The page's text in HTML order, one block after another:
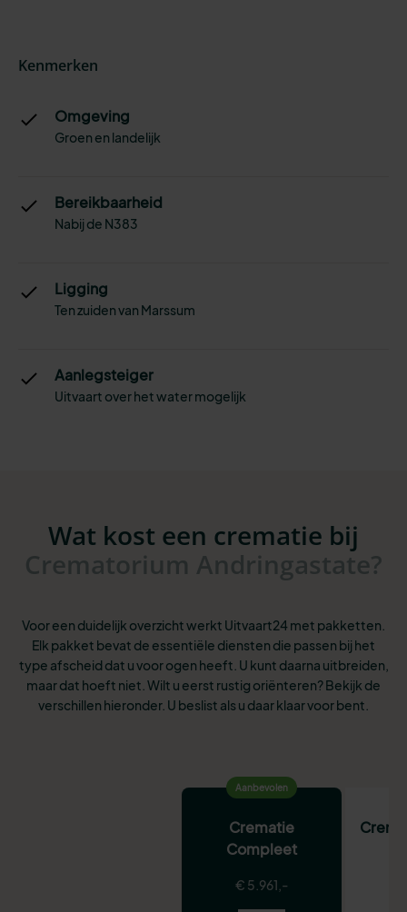
Kenmerken
Omgeving
Groen en landelijk
Bereikbaarheid
Nabij de N383
Ligging
Ten zuiden van Marssum
Aanlegsteiger
Uitvaart over het water mogelijk
Wat kost een crematie bij
Crematorium Andringastate?
Voor een duidelijk overzicht werkt Uitvaart24 met pakketten.
Elk pakket bevat de essentiële diensten die passen bij het
type afscheid dat u voor ogen heeft. U kunt daarna uitbreiden,
maar dat hoeft niet. Wilt u eerst rustig oriënteren? Bekijk de
verschillen hieronder. U beslist als u daar klaar voor bent.
Aanbevolen
Crematie
Compleet
€ 5.961,-